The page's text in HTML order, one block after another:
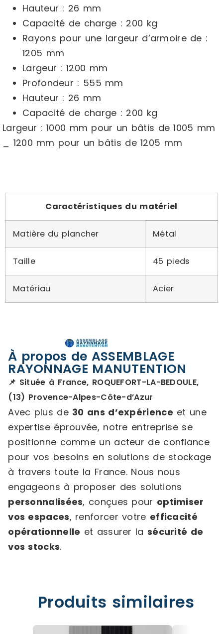
Hauteur : 26 mm
Capacité de charge : 200 kg
Rayons pour une largeur d’armoire de :
1205 mm
Largeur : 1200 mm
Profondeur : 555 mm
Hauteur : 26 mm
Capacité de charge : 200 kg
Largeur : 1000 mm pour un bâtis de 1005 mm
_ 1200 mm pour un bâtis de 1205 mm
Caractéristiques du matériel
Matière du plancher Métal
Taille 45 pieds
Matériau Acier
À propos de ASSEMBLAGE
RAYONNAGE MANUTENTION
📌 Située à France, ROQUEFORT-LA-BEDOULE,
(13) Provence-Alpes-Côte-d’Azur
Avec plus de 30 ans d’expérience et une
expertise éprouvée, notre entreprise se
positionne comme un acteur de confiance
pour vos besoins en solutions de stockage
à travers toute la France. Nous nous
engageons à proposer des solutions
personnalisées, conçues pour optimiser
vos espaces, renforcer votre efficacité
opérationnelle et assurer la sécurité de
vos stocks.
Produits similaires